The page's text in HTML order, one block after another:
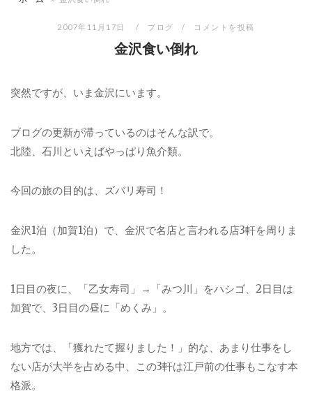
2007年11月17日 ブログ コメントを投稿
金沢食い倒れ
突然ですが、いま金沢にいます。
ブログの更新が滞っているのはそんな訳で。
北陸、石川といえばやっぱり魚介類。
今回の旅の目的は、ズバリ寿司！
金沢1泊（加賀1泊）で、金沢で名店と言われる店3軒を周りま
した。
1日目の夜に、「乙女寿司」→「みつ川」をハシゴ、2日目は
加賀で、3日目の昼に「めくみ」。
地方では、「獲れたて握りました！」的な、あまり仕事をし
ない店が大半を占める中、この3軒は江戸前の仕事もこなす本
格派。